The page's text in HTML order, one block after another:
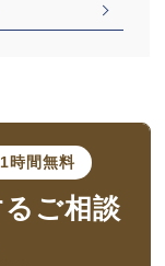
時間無料
るご相談